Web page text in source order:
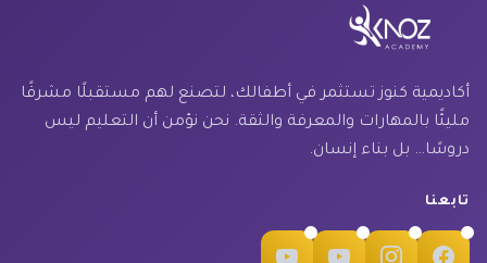
أكاديمية كنوز تستثمر في أطفالك، لتصنع لهم مستقبلًا مشرقًا
مليئًا بالمهارات والمعرفة والثقة. نحن نؤمن أن التعليم ليس
دروسًا… بل بناء إنسان.
تابعنا